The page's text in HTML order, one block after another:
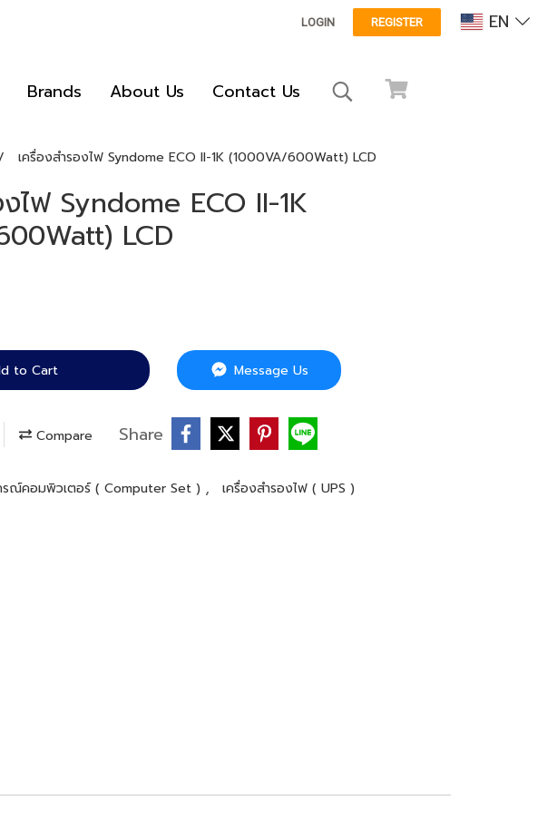
LOGIN REGISTER EN
Brands About Us Contact Us
เครื่องสำรองไฟ Syndome ECO II-1K (1000VA/600Watt) LCD
งไฟ Syndome ECO II-1K
LCD
to Cart Message Us
Compare Share
ณ์คอมพิวเตอร์ ( Computer Set ) , เครื่องสำรองไฟ ( UPS )